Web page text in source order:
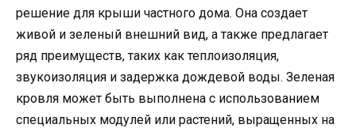
решение для крыши частного дома. Она создает
живой и зеленый внешний вид, а также предлагает
ряд преимуществ, таких как теплоизоляция,
звукоизоляция и задержка дождевой воды. Зеленая
кровля может быть выполнена с использованием
специальных модулей или растений, выращенных на